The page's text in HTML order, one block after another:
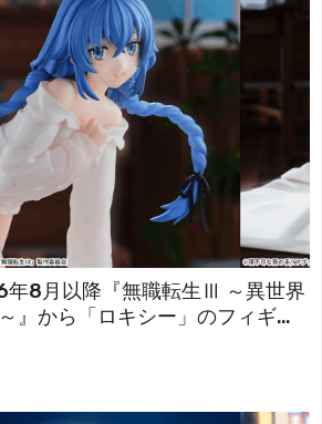
年8月以降『無職転生Ⅲ ～異世界
』から「ロキシー」のフィギュ